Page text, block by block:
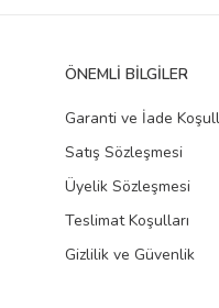
ÖNEMLI BILGILER
Garanti ve İade
Satış Sözleşmesi
Üyelik Sözleşmesi
Teslimat Koşulları
Gizlilik ve Güvenlik